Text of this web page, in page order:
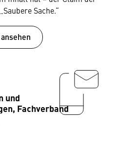
Sache.“
und
Fachverband